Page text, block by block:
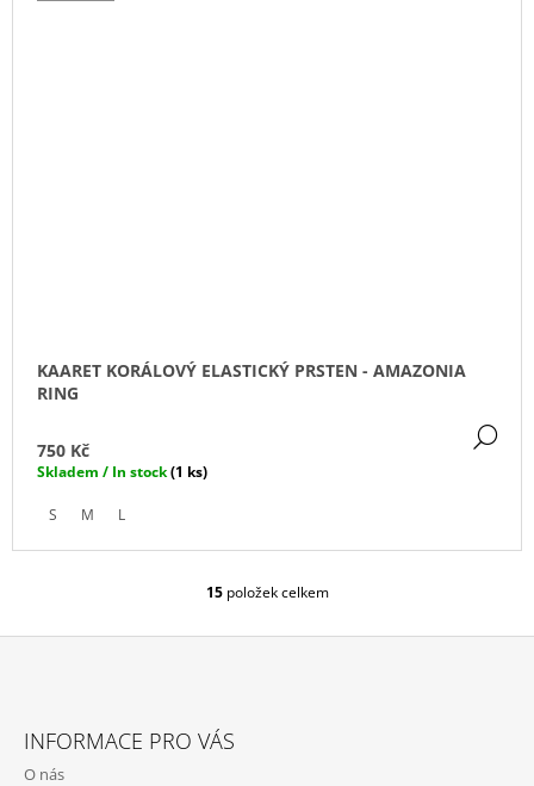
KAARET KORÁLOVÝ ELASTICKÝ PRSTEN - AMAZONIA
RING
750 Kč
Skladem / In stock(1 ks)
S M L
O
L
15položek celkem
INFORMACE PRO VÁS
O nás